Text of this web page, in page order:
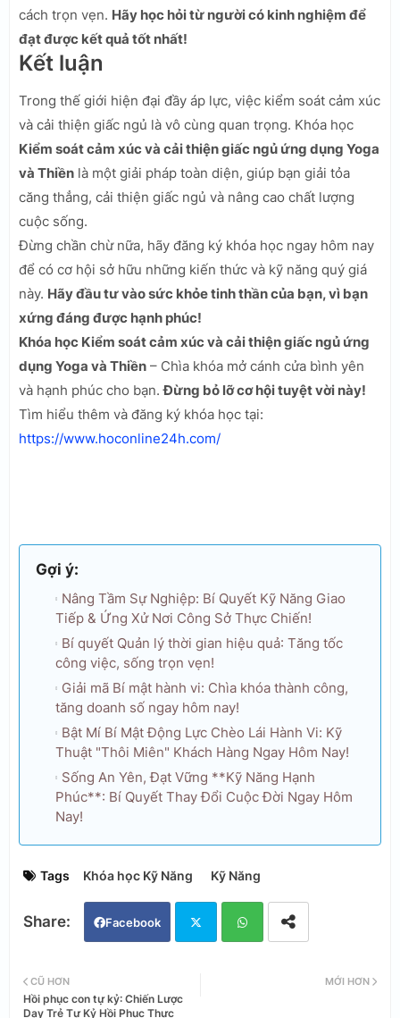
cách trọn vẹn. Hãy học hỏi từ người có kinh nghiệm để
đạt được kết quả tốt nhất!
Kết luận
Trong thế giới hiện đại đầy áp lực, việc kiểm soát cảm xúc
và cải thiện giấc ngủ là vô cùng quan trọng. Khóa học
Kiểm soát cảm xúc và cải thiện giấc ngủ ứng dụng Yoga
và Thiền là một giải pháp toàn diện, giúp bạn giải tỏa
căng thẳng, cải thiện giấc ngủ và nâng cao chất lượng
cuộc sống.
Đừng chần chừ nữa, hãy đăng ký khóa học ngay hôm nay
để có cơ hội sở hữu những kiến thức và kỹ năng quý giá
này. Hãy đầu tư vào sức khỏe tinh thần của bạn, vì bạn
xứng đáng được hạnh phúc!
Khóa học Kiểm soát cảm xúc và cải thiện giấc ngủ ứng
dụng Yoga và Thiền – Chìa khóa mở cánh cửa bình yên
và hạnh phúc cho bạn.Đừng bỏ lỡ cơ hội tuyệt vời này!
Tìm hiểu thêm và đăng ký khóa học tại:
https://www.hoconline24h.com/
Gợi ý:
Nâng Tầm Sự Nghiệp: Bí Quyết Kỹ Năng Giao
Tiếp & Ứng Xử Nơi Công Sở Thực Chiến!
Bí quyết Quản lý thời gian hiệu quả: Tăng tốc
công việc, sống trọn vẹn!
Giải mã Bí mật hành vi: Chìa khóa thành công,
tăng doanh số ngay hôm nay!
Bật Mí Bí Mật Động Lực Chèo Lái Hành Vi: Kỹ
Thuật "Thôi Miên" Khách Hàng Ngay Hôm Nay!
Sống An Yên, Đạt Vững **Kỹ Năng Hạnh
Phúc**: Bí Quyết Thay Đổi Cuộc Đời Ngay Hôm
Nay!
Tags Khóa học Kỹ Năng Kỹ Năng
Facebook
MỚI HƠN
CŨ HƠN
Hồi phục con tự kỷ: Chiến Lược
Dạy Trẻ Tự Kỷ Hồi Phục Thực